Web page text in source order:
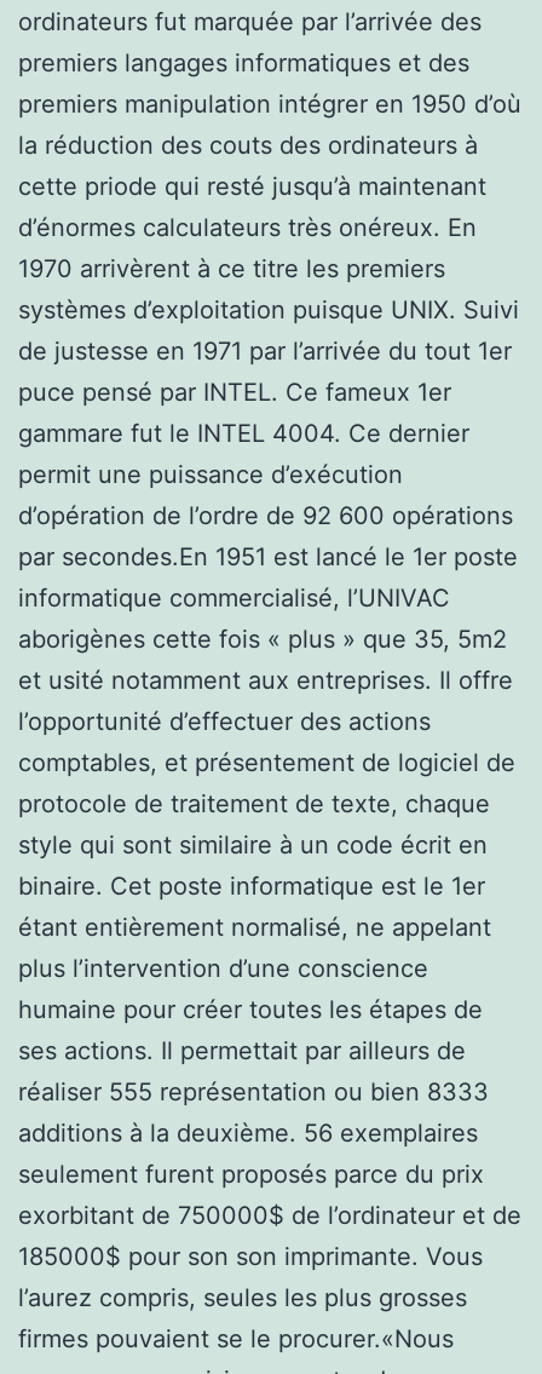
ordinateurs fut marquée par l’arrivée des
premiers langages informatiques et des
premiers manipulation intégrer en 1950 d’où
la réduction des couts des ordinateurs à
cette priode qui resté jusqu’à maintenant
d’énormes calculateurs très onéreux. En
1970 arrivèrent à ce titre les premiers
systèmes d’exploitation puisque UNIX. Suivi
de justesse en 1971 par l’arrivée du tout 1er
puce pensé par INTEL. Ce fameux 1er
gammare fut le INTEL 4004. Ce dernier
permit une puissance d’exécution
d’opération de l’ordre de 92 600 opérations
par secondes.En 1951 est lancé le 1er poste
informatique commercialisé, l’UNIVAC
aborigènes cette fois « plus » que 35, 5m2
et usité notamment aux entreprises. Il offre
l’opportunité d’effectuer des actions
comptables, et présentement de logiciel de
protocole de traitement de texte, chaque
style qui sont similaire à un code écrit en
binaire. Cet poste informatique est le 1er
étant entièrement normalisé, ne appelant
plus l’intervention d’une conscience
humaine pour créer toutes les étapes de
ses actions. Il permettait par ailleurs de
réaliser 555 représentation ou bien 8333
additions à la deuxième. 56 exemplaires
seulement furent proposés parce du prix
exorbitant de 750000$ de l’ordinateur et de
185000$ pour son son imprimante. Vous
l’aurez compris, seules les plus grosses
firmes pouvaient se le procurer.«Nous